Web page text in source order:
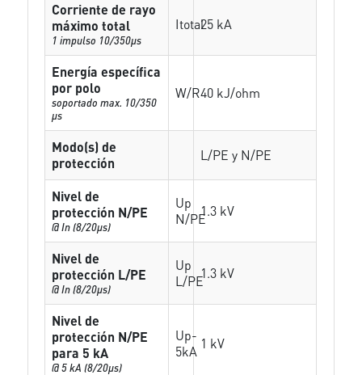
Corriente de rayo
máximo total
1 impulso 10/350µs
Itotal25 kA
Energía específica
por polo
soportado max. 10/350
µs
W/R40 kJ/ohm
Modo(s) de
protección
L/PE y N/PE
Nivel de
protección N/PE
@ In (8/20µs)
Up
N/PE1.3 kV
Nivel de
protección L/PE
@ In (8/20µs)
Up
L/PE1.3 kV
Nivel de
protección N/PE
para 5 kA
@ 5 kA (8/20µs)
Up-
5kA 1 kV